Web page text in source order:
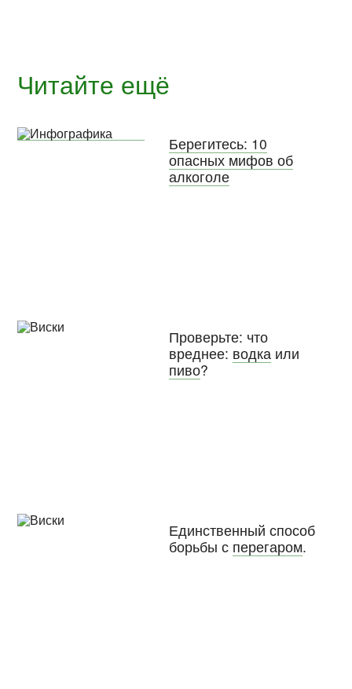
Читайте ещё
Берегитесь: 10
опасных мифов об
алкоголе
Проверьте: что
вреднее: водка или
пиво?
Единственный способ
борьбы с перегаром.